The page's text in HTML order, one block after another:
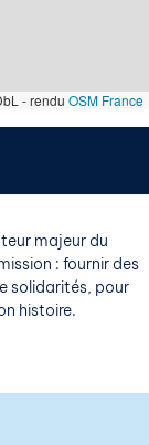
majeur du
: fournir des
solidarités, pour
histoire.
- rendu OSM France